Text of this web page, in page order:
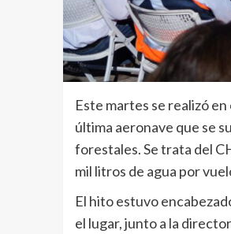
Este martes se realizó
última aeronave que se
forestales. Se trata del
mil litros de agua por
El hito estuvo
el lugar, junto a la